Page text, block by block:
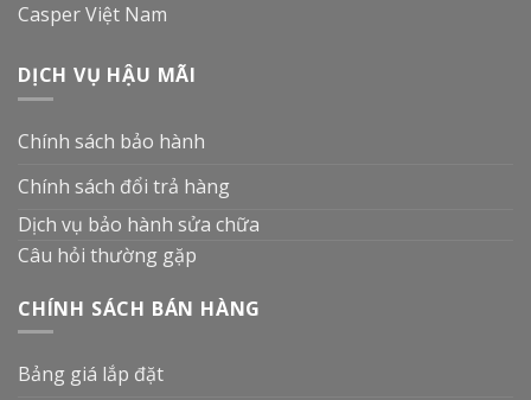
Casper Việt Nam
DỊCH VỤ HẬU MÃI
Chính sách bảo hành
Chính sách đổi trả hàng
Dịch vụ bảo hành sửa chữa
Câu hỏi thường gặp
CHÍNH SÁCH BÁN HÀNG
Bảng giá lắp đặt